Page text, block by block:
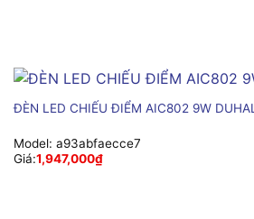
ĐÈN LED CHIẾU ĐIỂM AIC802 9W DUHAL
Model: a93abfaecce7
Giá:1,947,000₫